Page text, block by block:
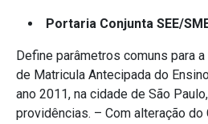
Portaria Conjunta SEE/
Define parâmetros comuns para
de Matricula Antecipada do
ano 2011, na cidade de São
providências. – Com alteração do